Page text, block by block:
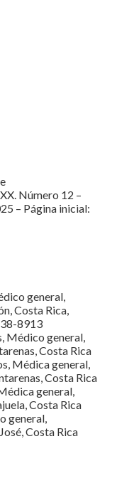
Número 12 –
– Página inicial:
general,
Costa Rica,
8913
Médico general,
Costa Rica
Médica general,
Costa Rica
general,
Costa Rica
general,
Costa Rica